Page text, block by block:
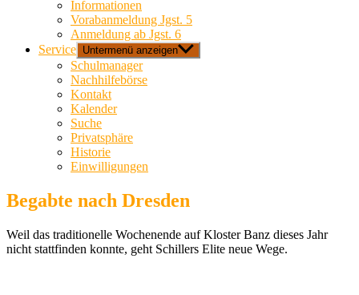
Informationen
Vorabanmeldung Jgst. 5
Anmeldung ab Jgst. 6
Service Untermenü anzeigen
Schulmanager
Nachhilfebörse
Kontakt
Kalender
Suche
Privatsphäre
Historie
Einwilligungen
Begabte nach Dresden
Weil das traditionelle Wochenende auf Kloster Banz dieses Jahr
nicht stattfinden konnte, geht Schillers Elite neue Wege.